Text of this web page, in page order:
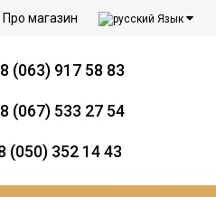
Про магазин Язык
(063) 917 58 83
(067) 533 27 54
(050) 352 14 43